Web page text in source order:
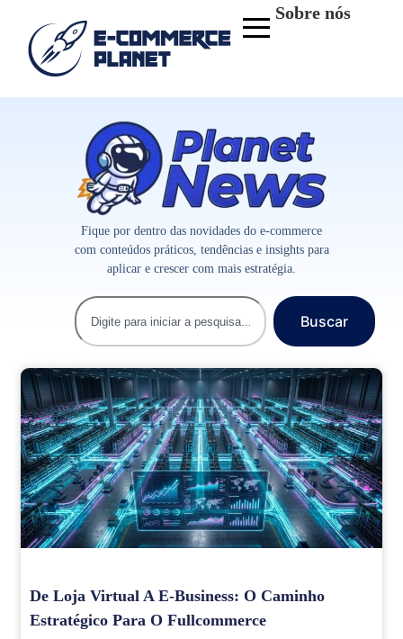
Sobre nós
Fique por dentro das novidades do e-commerce
com conteúdos práticos, tendências e insights para
aplicar e crescer com mais estratégia.
Buscar
De Loja Virtual A E-Business: O Caminho
Estratégico Para O Fullcommerce